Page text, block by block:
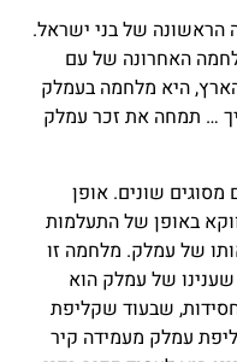
של בני ישראל.
האחרונה של עם
היא מלחמה בעמלק
… תמחה את זכר עמלק
מסוגים שונים. אופן
באופן של התעלמות
של עמלק. מלחמה זו
של עמלק הוא
שבעוד שקליפת
עמלק מעמידה קיר